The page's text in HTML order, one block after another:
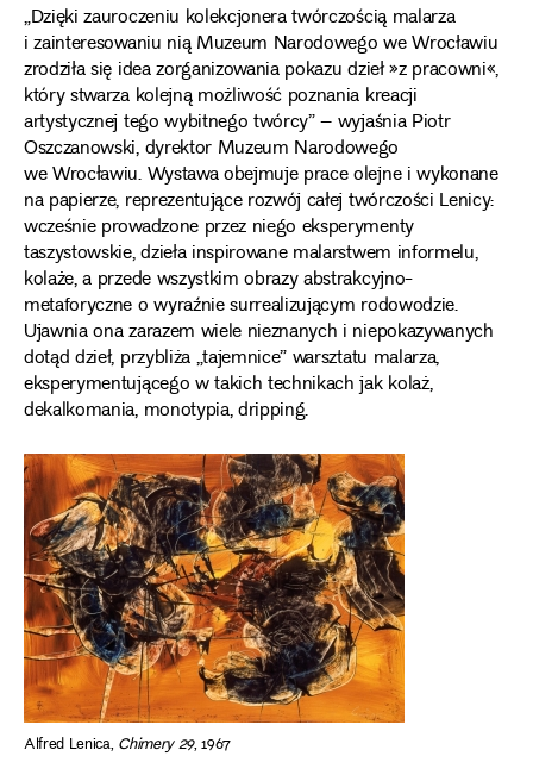
„Dzięki zauroczeniu kolekcjonera twórczością malarza
i zainteresowaniu nią Muzeum Narodowego we Wrocławiu
zrodziła się idea zorganizowania pokazu dzieł »z pracowni«,
który stwarza kolejną możliwość poznania kreacji
artystycznej tego wybitnego twórcy” – wyjaśnia Piotr
Oszczanowski, dyrektor Muzeum Narodowego
we Wrocławiu. Wystawa obejmuje prace olejne i wykonane
na papierze, reprezentujące rozwój całej twórczości Lenicy:
wcześnie prowadzone przez niego eksperymenty
taszystowskie, dzieła inspirowane malarstwem informelu,
kolaże, a przede wszystkim obrazy abstrakcyjno-
metaforyczne o wyraźnie surrealizującym rodowodzie.
Ujawnia ona zarazem wiele nieznanych i niepokazywanych
dotąd dzieł, przybliża „tajemnice” warsztatu malarza,
eksperymentującego w takich technikach jak kolaż,
dekalkomania, monotypia, dripping.
Alfred Lenica, Chimery 29, 1967